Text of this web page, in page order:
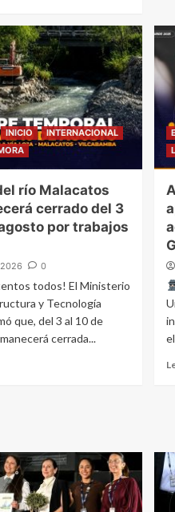
INICIO
INTERNACIONAL
río Malacatos
cerrado del 3
por trabajos
2026 0
todos! El Ministerio
y Tecnología
que, del 3 al 10 de
cerrada...